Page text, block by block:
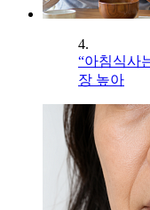
4.
“아침식사
장 높아